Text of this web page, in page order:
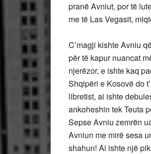
pranë Avniut, por të
me të Las Vegasit,
C’magji kishte Avniu
për të kapur nuancat
njerëzor, e ishte kaq
Shqipëri e Kosovë do
libretist, ai ishte
ankoheshin tek Teuta
Sepse Avniu zemrën
Avniun me mirë sesa
shahun! Ai ishte një